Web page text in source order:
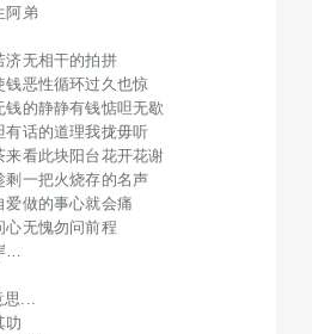
阿弟
济无相干的拍拼
钱恶性循环过久也惊
的静静有钱惦呾无歇
有话的道理我拢毋听
来看此块阳台花开花谢
剩一把火烧存的名声
爱做的事心就会痛
心无愧勿问前程
…
思...
叻